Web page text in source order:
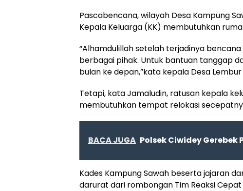
Pascabencana, wilayah Desa Kampung
Kepala Keluarga (KK) membutuhkan
“Alhamdulillah setelah terjadinya
berbagai pihak. Untuk bantuan tanggap
bulan ke depan,”kata kepala Desa
Tetapi, kata Jamaludin, ratusan kepala
membutuhkan tempat relokasi
BACA JUGA Polsek Ciwidey
Kades Kampung Sawah beserta jajaran
darurat dari rombongan Tim Reaksi